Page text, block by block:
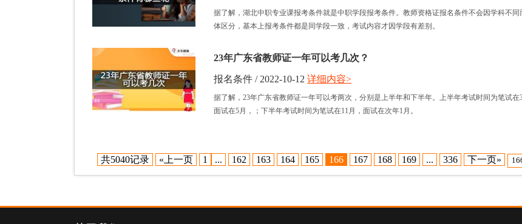
据了解，湖北中职专业课报考条件就是中职学段报考条件。教师资格证报名条件不会因学科不同
体区分，基本上报考条件都是同学段一致，考试内容才因学段有差别。
23年广东省教师证一年可以考几次？
报名条件 / 2022-10-12
据了解，23年广东省教师证一年可以考两次，分别是上半年和下半年。上半年考试时间为笔试在3
面试在5月，；下半年考试时间为笔试在11月，面试在次年1月。
详细内容>
共5040记录 «上一页 1 ... 162 163 164 165 166 167 168 169 ... 336 下一页»